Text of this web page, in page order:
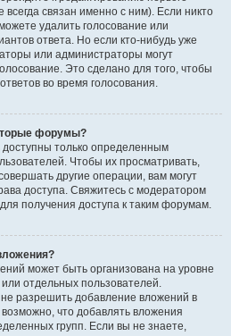
связан именно с ним). Если никто
удалить голосование или
ответа. Но если кто-нибудь уже
или администраторы могут
Это сделано для того, чтобы
во время голосования.
форумы?
только определенным
Чтобы их просматривать,
другие операции, вам могут
доступа. Свяжитесь с модератором
получения доступа к таким форумам.
может быть организована на уровне
отдельных пользователей.
разрешить добавление вложений в
что добавлять вложения
групп. Если вы не знаете,